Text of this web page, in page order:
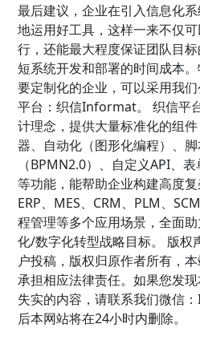
最后建议，企业在引入信息化
地运用好工具，这样一来不仅
行，还能最大程度保证团队目
短系统开发和部署的时间成本
要定制化的企业，可以采用我
平台：织信Informat。 织信平
计理念，提供大量标准化的组
器、自动化（图形化编程）、
（BPMN2.0）、自定义API、
等功能，能帮助企业构建高度
ERP、MES、CRM、PLM、
程管理等多个应用场景，全面
化/数字化转型战略目标。 版权
户投稿，版权归原作者所有，
承担相应法律责任。如果您发
失实的内容，请联系我们微信
后本网站将在24小时内删除。